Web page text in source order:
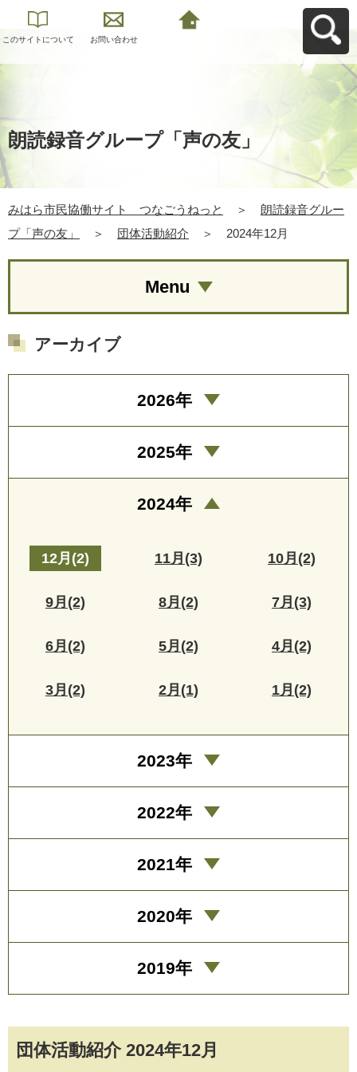
このサイトについて お問い合わせ
朗読録音グループ「声の友」
みはら市民協働サイト つなごうねっと ＞
朗読録音グルー
プ「声の友」
＞ 団体活動紹介 ＞ 2024年12月
団体活動紹介 2024年12月
Menu
アーカイブ
2026年
2025年
2024年
12月(2) 11月(3) 10月(2)
9月(2) 8月(2) 7月(3)
6月(2) 5月(2) 4月(2)
3月(2) 2月(1) 1月(2)
2023年
2022年
2021年
2020年
2019年